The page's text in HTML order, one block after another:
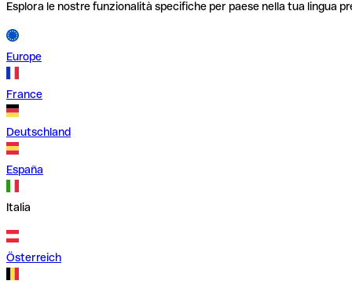
Esplora le nostre funzionalità specifiche per paese nella tua lingua
Europe
France
Deutschland
España
Italia
Österreich